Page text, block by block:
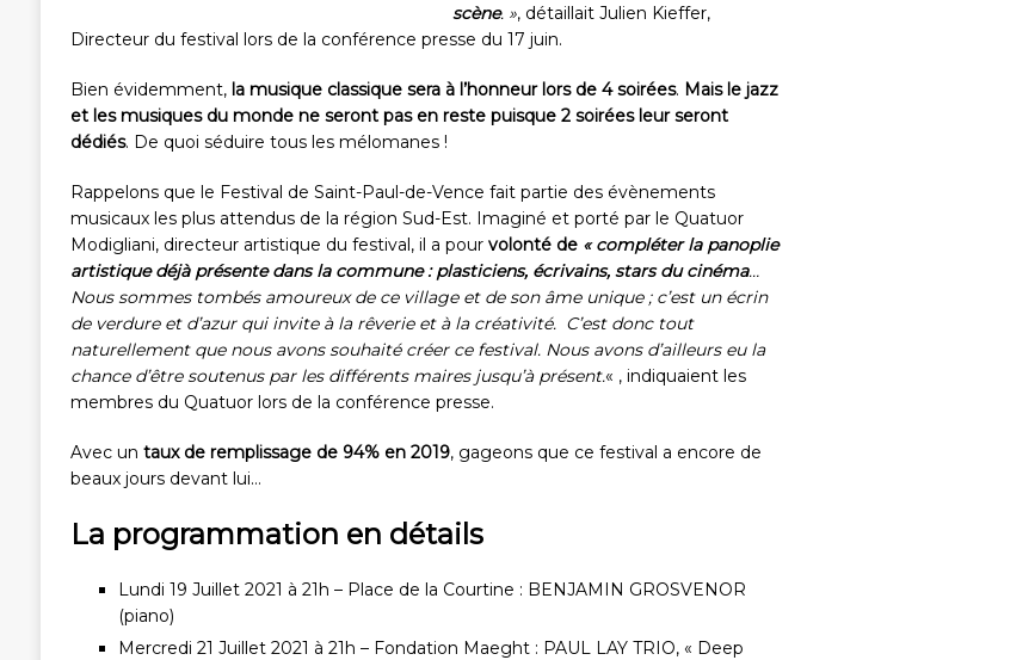
scène. », détaillait Julien Kieffer,
Directeur du festival lors de la conférence presse du 17 juin.
Bien évidemment, la musique classique sera à l’honneur lors de 4 soirées. Mais le jazz
et les musiques du monde ne seront pas en reste puisque 2 soirées leur seront
dédiés. De quoi séduire tous les mélomanes !
Rappelons que le Festival de Saint-Paul-de-Vence fait partie des évènements
musicaux les plus attendus de la région Sud-Est. Imaginé et porté par le Quatuor
Modigliani, directeur artistique du festival, il a pour volonté de « compléter la panoplie
artistique déjà présente dans la commune : plasticiens, écrivains, stars du cinéma…
Nous sommes tombés amoureux de ce village et de son âme unique ; c’est un écrin
de verdure et d’azur qui invite à la rêverie et à la créativité. C’est donc tout
naturellement que nous avons souhaité créer ce festival. Nous avons d’ailleurs eu la
chance d’être soutenus par les différents maires jusqu’à présent.« , indiquaient les
membres du Quatuor lors de la conférence presse.
Avec un taux de remplissage de 94% en 2019, gageons que ce festival a encore de
beaux jours devant lui…
La programmation en détails
Lundi 19 Juillet 2021 à 21h – Place de la Courtine : BENJAMIN GROSVENOR
(piano)
Mercredi 21 Juillet 2021 à 21h – Fondation Maeght : PAUL LAY TRIO, « Deep